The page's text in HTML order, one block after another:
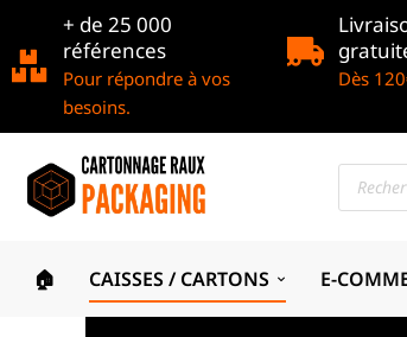
+ de 25 000
références
Pour répondre à vos
besoins.
Dès
🏠 CAISSES / CARTONS E-